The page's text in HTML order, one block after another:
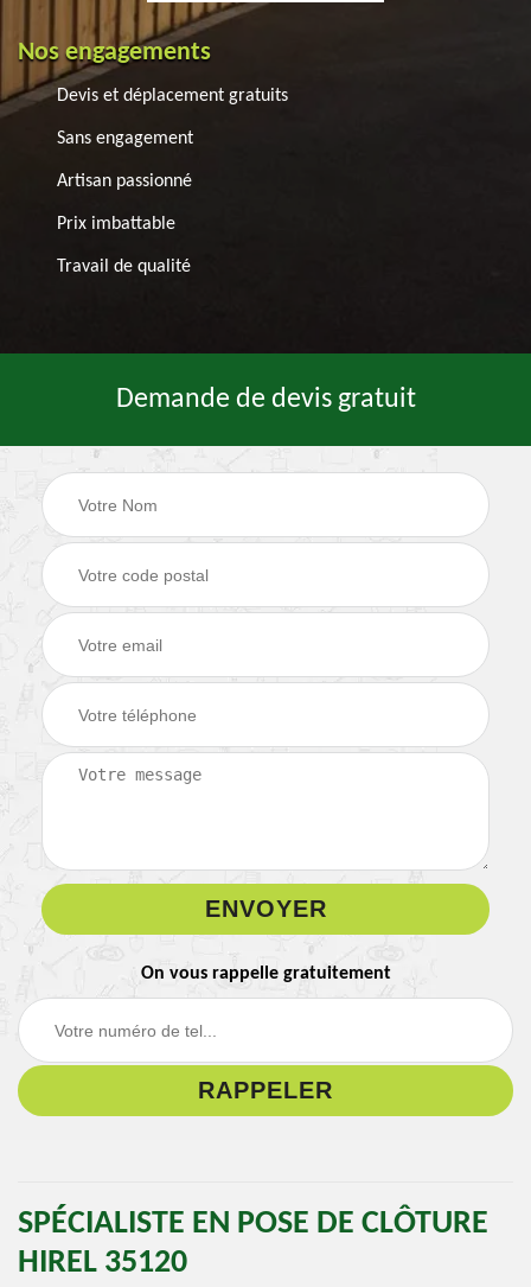
Nos engagements
Devis et déplacement gratuits
Sans engagement
Artisan passionné
Prix imbattable
Travail de qualité
Demande de devis gratuit
On vous rappelle gratuitement
SPÉCIALISTE EN POSE DE CLÔTURE
HIREL 35120